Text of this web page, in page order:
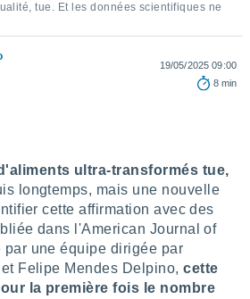
tue. Et les données scientifiques ne
19/05/2025 09:00
8 min
ultra-transformés tue,
longtemps, mais une nouvelle
cette affirmation avec des
dans l'American Journal of
par une équipe dirigée par
et Felipe Mendes Delpino,cette
la première fois le nombre